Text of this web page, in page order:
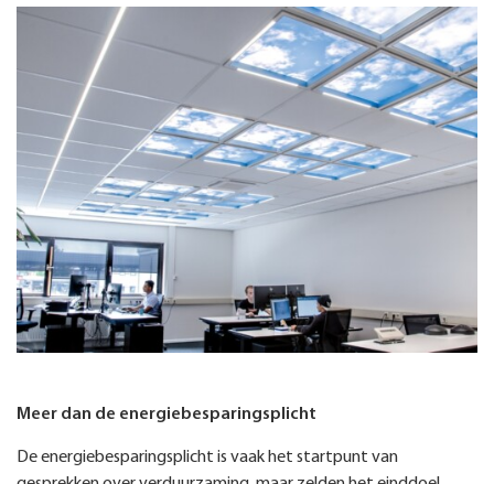
Meer dan de energiebesparingsplicht
De energiebesparingsplicht is vaak het startpunt van